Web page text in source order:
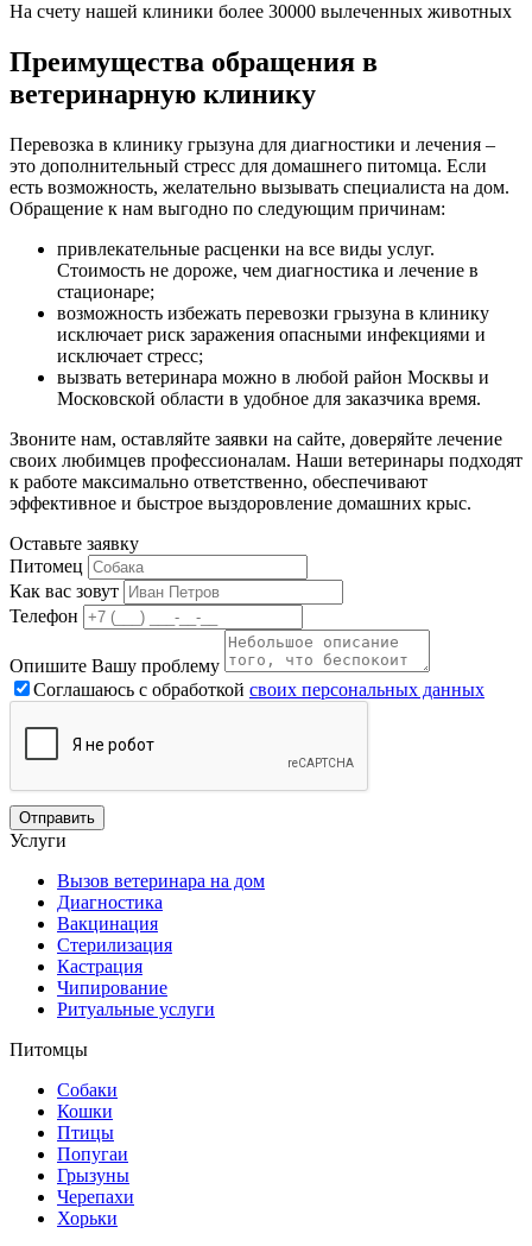
На счету нашей клиники более 30000 вылеченных животных
Преимущества обращения в
ветеринарную клинику
Перевозка в клинику грызуна для диагностики и лечения –
это дополнительный стресс для домашнего питомца. Если
есть возможность, желательно вызывать специалиста на дом.
Обращение к нам выгодно по следующим причинам:
привлекательные расценки на все виды услуг.
Стоимость не дороже, чем диагностика и лечение в
стационаре;
возможность избежать перевозки грызуна в клинику
исключает риск заражения опасными инфекциями и
исключает стресс;
вызвать ветеринара можно в любой район Москвы и
Московской области в удобное для заказчика время.
Звоните нам, оставляйте заявки на сайте, доверяйте лечение
своих любимцев профессионалам. Наши ветеринары подходят
к работе максимально ответственно, обеспечивают
эффективное и быстрое выздоровление домашних крыс.
Оставьте заявку
Питомец
Как вас зовут
Телефон
Опишите Вашу проблему
Соглашаюсь с обработкой своих персональных данных
Услуги
Вызов ветеринара на дом
Диагностика
Вакцинация
Стерилизация
Кастрация
Чипирование
Ритуальные услуги
Питомцы
Собаки
Кошки
Птицы
Попугаи
Грызуны
Черепахи
Хорьки